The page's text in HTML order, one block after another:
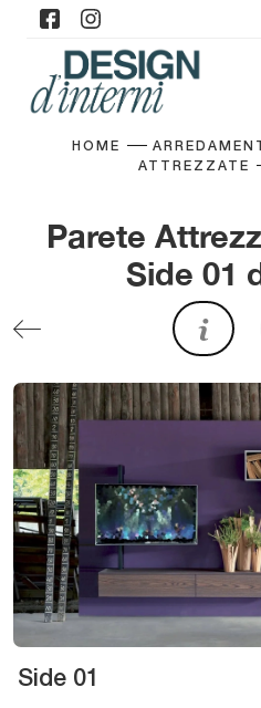
HOME
ATTREZZATE
Parete
Side 01
Side 01